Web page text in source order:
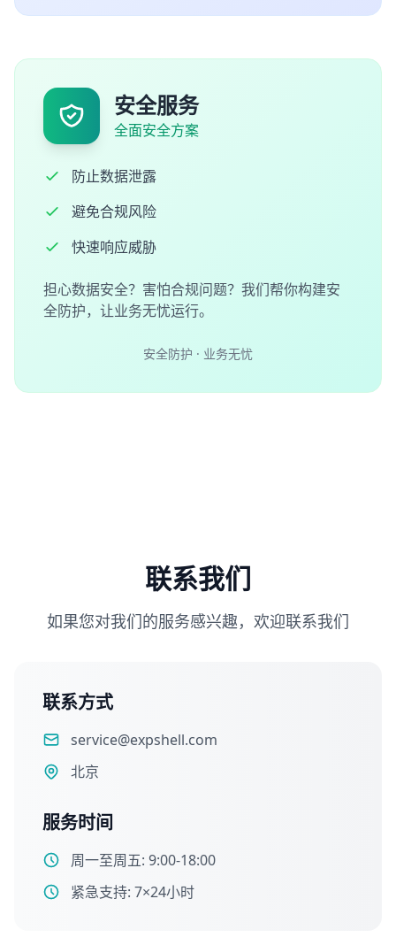
安全服务
全面安全方案
防止数据泄露
避免合规风险
快速响应威胁
担心数据安全？害怕合规问题？我们帮你构建安
全防护，让业务无忧运行。
安全防护 · 业务无忧
联系我们
如果您对我们的服务感兴趣，欢迎联系我们
联系方式
service@expshell.com
北京
服务时间
周一至周五: 9:00-18:00
紧急支持: 7×24小时